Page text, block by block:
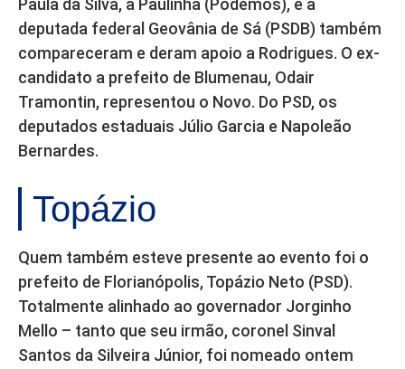
Paula da Silva, a Paulinha (Podemos), e a
deputada federal Geovânia de Sá (PSDB) também
compareceram e deram apoio a Rodrigues. O ex-
candidato a prefeito de Blumenau, Odair
Tramontin, representou o Novo. Do PSD, os
deputados estaduais Júlio Garcia e Napoleão
Bernardes.
Topázio
Quem também esteve presente ao evento foi o
prefeito de Florianópolis, Topázio Neto (PSD).
Totalmente alinhado ao governador Jorginho
Mello – tanto que seu irmão, coronel Sinval
Santos da Silveira Júnior, foi nomeado ontem